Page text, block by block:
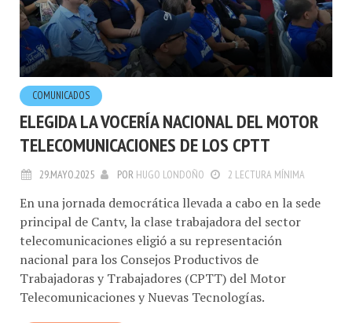
COMUNICADOS
ELEGIDA LA VOCERÍA NACIONAL DEL MOTOR
TELECOMUNICACIONES DE LOS CPTT
29.MAYO.2025 POR HUGO LONDOÑO 2 LECTURA MÍNIMA
En una jornada democrática llevada a cabo en la sede
principal de Cantv, la clase trabajadora del sector
telecomunicaciones eligió a su representación
nacional para los Consejos Productivos de
Trabajadoras y Trabajadores (CPTT) del Motor
Telecomunicaciones y Nuevas Tecnologías.